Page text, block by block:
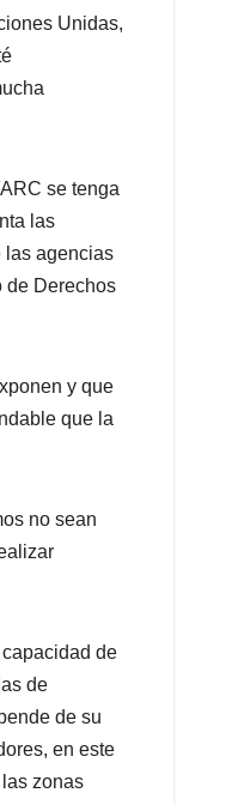
Unidas,
se tenga
las
las agencias
de Derechos
y que
que la
no sean
de
de
de su
en este
zonas